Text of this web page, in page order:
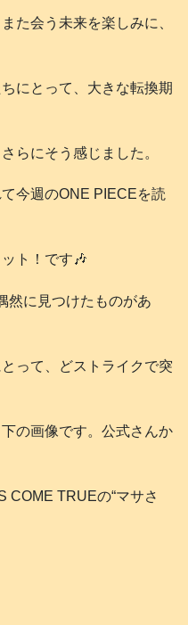
た会う未来を楽しみに、
にとって、大きな転換期
らにそう感じました。
今週のONE PIECEを読
ト！です🎶
然に見つけたものがあ
って、どストライクで突
の画像です。公式さんか
COME TRUEの“マサさ